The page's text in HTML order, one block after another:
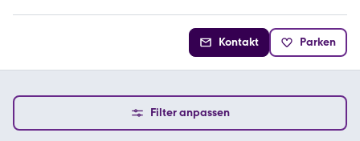
Kontakt Parken
Filter anpassen